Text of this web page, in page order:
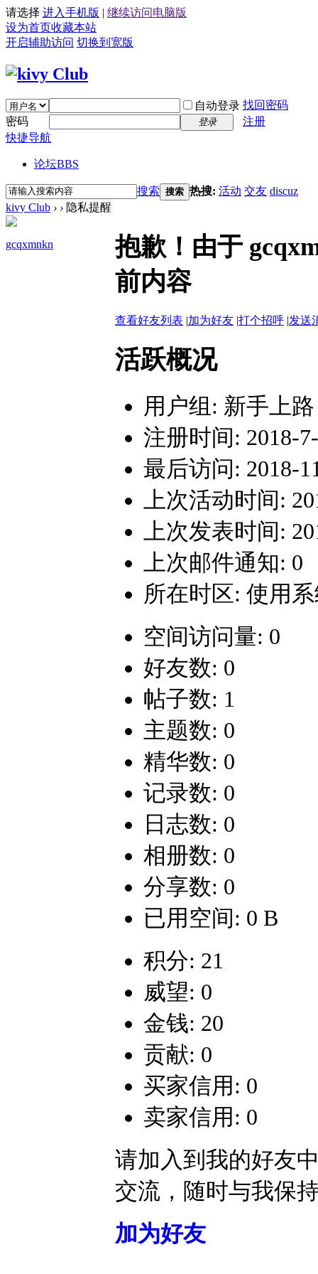
请选择 进入手机版 | 继续访问电脑版
设为首页收藏本站
开启辅助访问 切换到宽版
自动登录 找回密码
密码
登录
注册
快捷导航
论坛BBS
搜索 搜索 热搜: 活动 交友 discuz
kivy Club › › 隐私提醒
gcqxmnkn
抱歉！由于
前内容
查看好友列表 |加为好友 |打个招呼 |发送
活跃概况
用户组: 新手上路
注册时间: 2018-
最后访问: 2018-
上次活动时间:
上次发表时间:
上次邮件通知: 0
所在时区: 使用
空间访问量: 0
好友数: 0
帖子数: 1
主题数: 0
精华数: 0
记录数: 0
日志数: 0
相册数: 0
分享数: 0
已用空间: 0 B
积分: 21
威望: 0
金钱: 20
贡献: 0
买家信用: 0
卖家信用: 0
请加入到我的好友
交流，随时与我保
加为好友